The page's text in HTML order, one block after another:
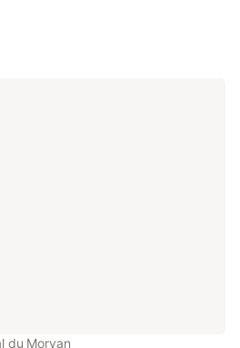
for disabled guests.
du Morvan